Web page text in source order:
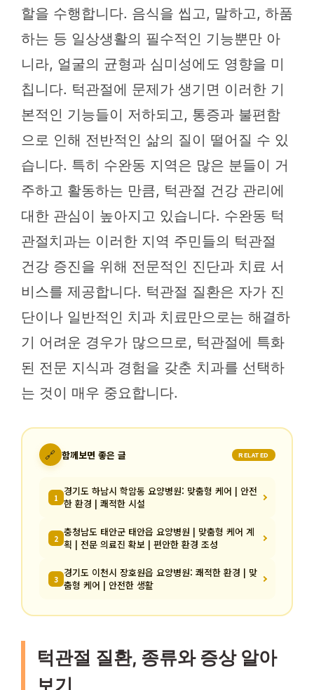
할을 수행합니다. 음식을 씹고, 말하고, 하품
하는 등 일상생활의 필수적인 기능뿐만 아
니라, 얼굴의 균형과 심미성에도 영향을 미
칩니다. 턱관절에 문제가 생기면 이러한 기
본적인 기능들이 저하되고, 통증과 불편함
으로 인해 전반적인 삶의 질이 떨어질 수 있
습니다. 특히 수완동 지역은 많은 분들이 거
주하고 활동하는 만큼, 턱관절 건강 관리에
대한 관심이 높아지고 있습니다. 수완동 턱
관절치과는 이러한 지역 주민들의 턱관절
건강 증진을 위해 전문적인 진단과 치료 서
비스를 제공합니다. 턱관절 질환은 자가 진
단이나 일반적인 치과 치료만으로는 해결하
기 어려운 경우가 많으므로, 턱관절에 특화
된 전문 지식과 경험을 갖춘 치과를 선택하
는 것이 매우 중요합니다.
🔗 함께보면 좋은 글 RELATED
1 경기도 하남시 학암동 요양병원: 맞춤형 케어 | 안전
한 환경 | 쾌적한 시설
2 충청남도 태안군 태안읍 요양병원 | 맞춤형 케어 계
획 | 전문 의료진 확보 | 편안한 환경 조성
3 경기도 이천시 장호원읍 요양병원: 쾌적한 환경 | 맞
춤형 케어 | 안전한 생활
턱관절 질환, 종류와 증상 알아
보기